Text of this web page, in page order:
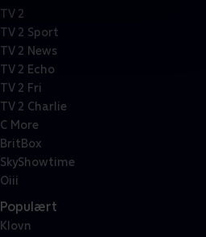
TV 2
TV 2 Sport
TV 2 News
TV 2 Echo
TV 2 Fri
TV 2 Charlie
C More
BritBox
SkyShowtime
Oiii
Populært
Klovn